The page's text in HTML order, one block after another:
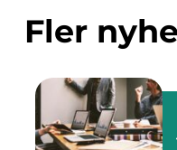
Fler